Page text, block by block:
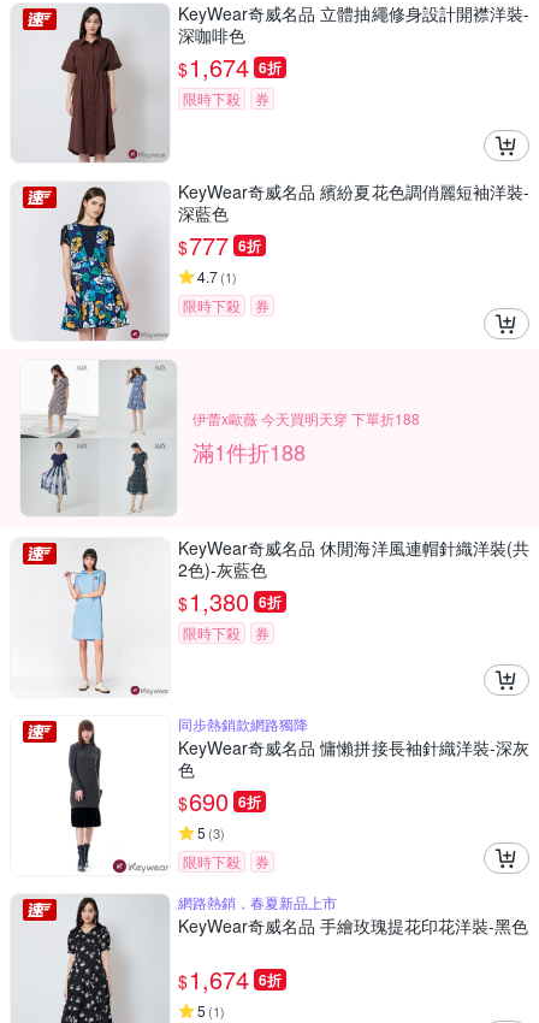
KeyWear奇威名品 立體抽繩修身設計開襟洋裝-
深咖啡色
$1,674 6折
限時下殺 券
KeyWear奇威名品 繽紛夏花色調俏麗短袖洋裝-
深藍色
$777 6折
4.7(1)
限時下殺 券
伊蕾x歐薇 今天買明天穿 下單折188
滿1件折188
KeyWear奇威名品 休閒海洋風連帽針織洋裝(共
2色)-灰藍色
$1,380 6折
限時下殺 券
同步熱銷款網路獨降
KeyWear奇威名品 慵懶拼接長袖針織洋裝-深灰
色
$690 6折
5 (3)
限時下殺
券
網路熱銷，春夏新品上市
KeyWear奇威名品 手繪玫瑰提花印花洋裝-黑色
$1,674 6折
5 (1)